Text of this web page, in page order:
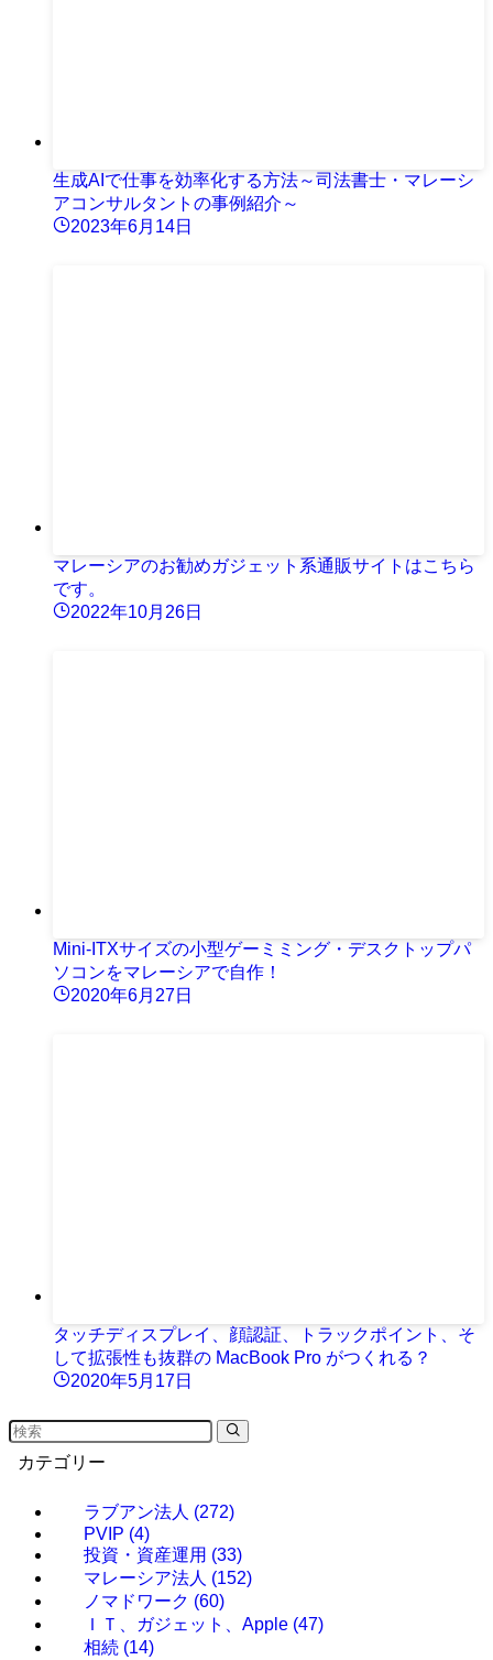
生成AIで仕事を効率化する方法～司法書士・マレーシ
アコンサルタントの事例紹介～
2023年6月14日
マレーシアのお勧めガジェット系通販サイトはこちら
です。
2022年10月26日
Mini-ITXサイズの小型ゲーミミング・デスクトップパ
ソコンをマレーシアで自作！
2020年6月27日
タッチディスプレイ、顔認証、トラックポイント、そ
して拡張性も抜群の MacBook Pro がつくれる？
2020年5月17日
カテゴリー
ラブアン法人 (272)
PVIP (4)
投資・資産運用 (33)
マレーシア法人 (152)
ノマドワーク (60)
ＩＴ、ガジェット、Apple (47)
相続 (14)